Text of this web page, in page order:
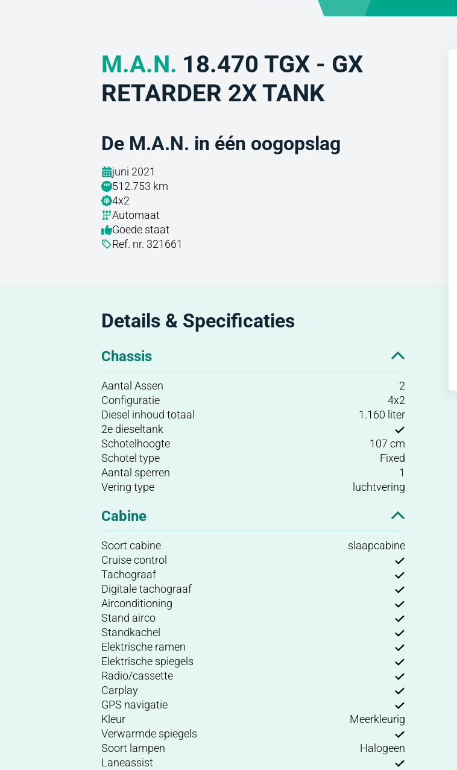
M.A.N. 18.470 TGX - GX
RETARDER 2X TANK
De M.A.N. in één oogopslag
juni 2021
512.753 km
4x2
Automaat
Goede staat
Ref. nr. 321661
Details & Specificaties
Chassis
Aantal Assen
2
Configuratie
4x2
Diesel inhoud totaal
1.160 liter
2e dieseltank
Schotelhoogte
107 cm
Schotel type
Fixed
Aantal sperren
1
Vering type
luchtvering
Cabine
Soort cabine
slaapcabine
Cruise control
Tachograaf
Digitale tachograaf
Airconditioning
Stand airco
Standkachel
Elektrische ramen
Elektrische spiegels
Radio/cassette
Carplay
GPS navigatie
Kleur
Meerkleurig
Verwarmde spiegels
Soort lampen
Halogeen
Laneassist